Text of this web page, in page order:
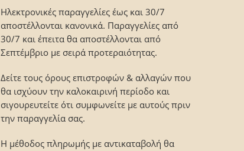
Ηλεκτρονικές παραγγελίες έως και 30/7
αποστέλλονται κανονικά. Παραγγελίες από
30/7 και έπειτα θα αποστέλλονται από
Σεπτέμβριο με σειρά προτεραιότητας.
Δείτε τους όρους επιστροφών & αλλαγών που
θα ισχύουν την καλοκαιρινή περίοδο και
σιγουρευτείτε ότι συμφωνείτε με αυτούς πριν
την παραγγελία σας.
Η μέθοδος πληρωμής με αντικαταβολή θα